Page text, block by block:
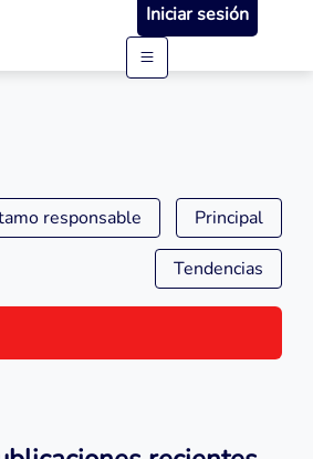
Iniciar sesión
responsable Principal
Tendencias